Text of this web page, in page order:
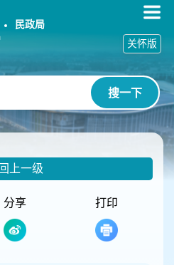
民政局
搜一下
关怀版
上一级
分享 打印